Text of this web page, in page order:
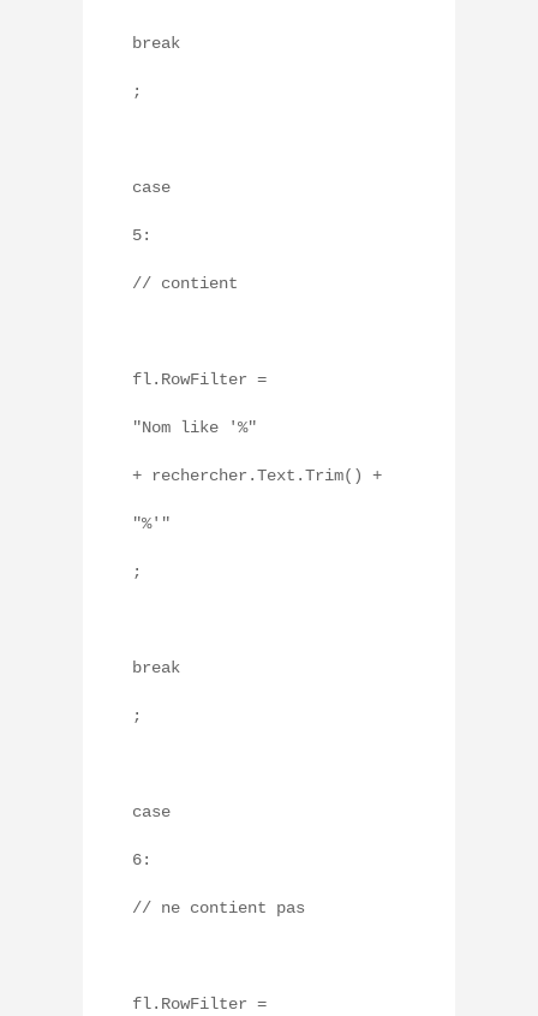
break
;
case
5:
// contient
fl.RowFilter =
"Nom like '%"
+ rechercher.Text.Trim() +
"%'"
;
break
;
case
6:
// ne contient pas
fl.RowFilter =